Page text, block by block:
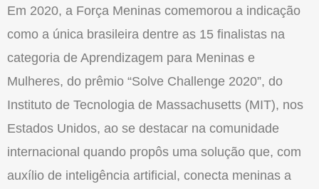
Em 2020, a Força Meninas comemorou a indicação
como a única brasileira dentre as 15 finalistas na
categoria de Aprendizagem para Meninas e
Mulheres, do prêmio “Solve Challenge 2020”, do
Instituto de Tecnologia de Massachusetts (MIT), nos
Estados Unidos, ao se destacar na comunidade
internacional quando propôs uma solução que, com
auxílio de inteligência artificial, conecta meninas a